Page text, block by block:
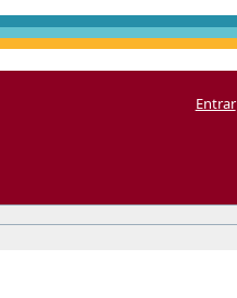
Entrar